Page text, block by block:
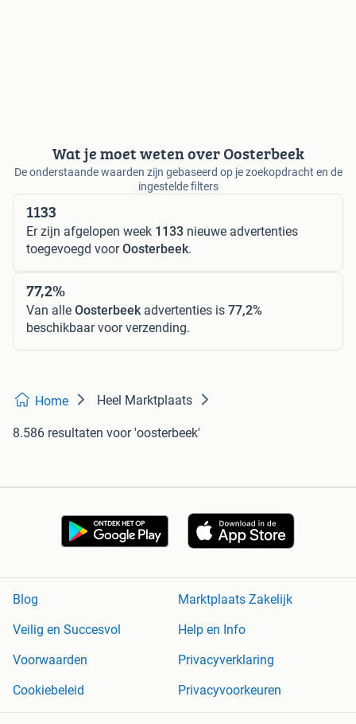
Wat je moet weten over Oosterbeek
De onderstaande waarden zijn gebaseerd op je zoekopdracht en de
ingestelde filters
1133
Er zijn afgelopen week 1133 nieuwe advertenties
toegevoegd voorOosterbeek.
77,2%
Van alle Oosterbeekadvertenties is 77,2%
beschikbaar voor verzending.
Home Heel Marktplaats
8.586 resultaten voor 'oosterbeek'
Blog
Marktplaats Zakelijk
Veilig en Succesvol
Help en Info
Voorwaarden
Privacyverklaring
Cookiebeleid
Privacyvoorkeuren